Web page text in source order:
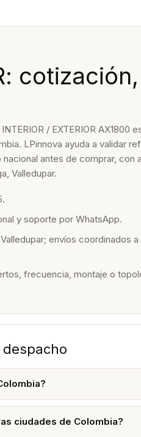
/ EXTERIOR AX1800
LPinnova ayuda a validar
antes de comprar, con
Valledupar.
y soporte por WhatsApp.
envíos coordinados
frecuencia, montaje o
ciudades de Colombia?